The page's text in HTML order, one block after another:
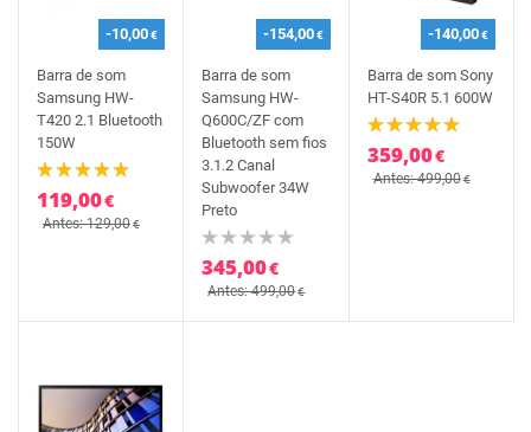
-10,00€
Barra de som
Samsung HW-
T420 2.1 Bluetooth
150W
119,00€
Antes: 129,00€
-154,00€
Barra de som
Samsung HW-
Q600C/ZF com
Bluetooth sem fios
3.1.2 Canal
Subwoofer 34W
Preto
345,00€
Antes: 499,00€
-140,00€
Barra de som Sony
HT-S40R 5.1 600W
359,00€
Antes: 499,00€